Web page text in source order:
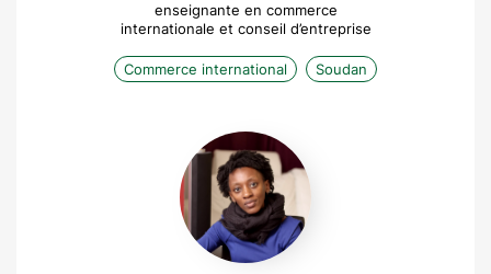
enseignante en commerce
internationale et conseil d’entreprise
Commerce international Soudan
Grâce
Favrel